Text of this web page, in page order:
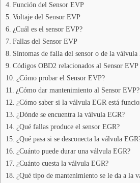
Función del Sensor EVP
Voltaje del Sensor EVP
¿Cuál es el sensor EVP?
Fallas del Sensor EVP
Síntomas de falla del sensor o de la válvula
Códigos OBD2 relacionados al Sensor EVP
¿Cómo probar el Sensor EVP?
¿Cómo dar mantenimiento al Sensor EVP?
¿Cómo saber si la válvula EGR está
¿Dónde se encuentra la válvula EGR?
¿Qué fallas produce el sensor EGR?
¿Qué pasa si se desconecta la válvula
¿Cuánto puede durar una válvula EGR?
¿Cuánto cuesta la válvula EGR?
¿Qué tipo de mantenimiento se le da a la